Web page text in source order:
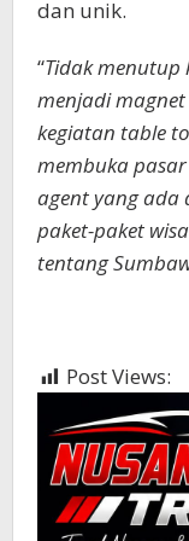
dan unik.
“Tidak menutup
menjadi
kegiatan table
membuka
agent yang ada
paket-paket
tentang
Post Views: